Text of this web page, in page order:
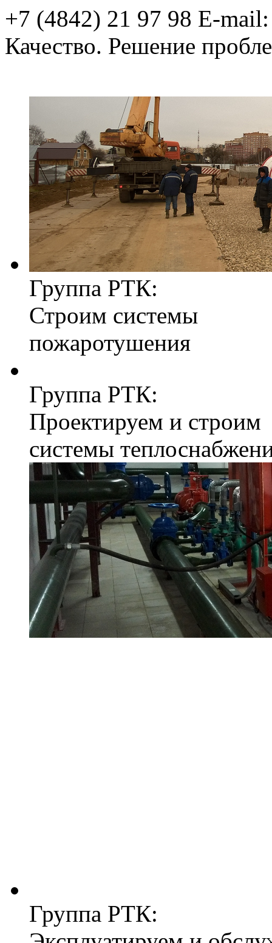
+7 (4842) 21 97 98 E-
Качество. Решение
Группа РТК:
Строим системы
пожаротушения
Группа РТК:
Проектируем и строим
системы
Группа РТК: